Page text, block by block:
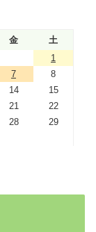
金
土
1
7
8
14
15
21
22
28
29